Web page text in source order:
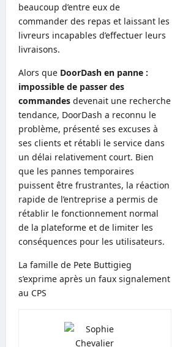
beaucoup d’entre eux de
commander des repas et laissant les
livreurs incapables d’effectuer leurs
livraisons.
Alors que DoorDash en panne :
impossible de passer des
commandes devenait une recherche
tendance, DoorDash a reconnu le
problème, présenté ses excuses à
ses clients et rétabli le service dans
un délai relativement court. Bien
que les pannes temporaires
puissent être frustrantes, la réaction
rapide de l’entreprise a permis de
rétablir le fonctionnement normal
de la plateforme et de limiter les
conséquences pour les utilisateurs.
La famille de Pete Buttigieg
s’exprime après un faux signalement
au CPS